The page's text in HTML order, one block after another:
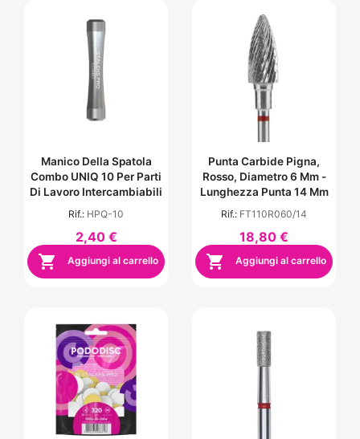
Manico Della Spatola
Combo UNIQ 10 Per Parti
Di Lavoro Intercambiabili
Rif.: HPQ-10
2,40 €
 Aggiungi al carrello
Punta Carbide Pigna,
Rosso, Diametro 6 Mm -
Lunghezza Punta 14 Mm
Rif.: FT110R060/14
18,80 €
 Aggiungi al carrello